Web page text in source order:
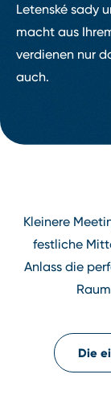
Letenské sady
macht aus
verdienen nur
auch.
Kleinere
festliche
Anlass die
Die